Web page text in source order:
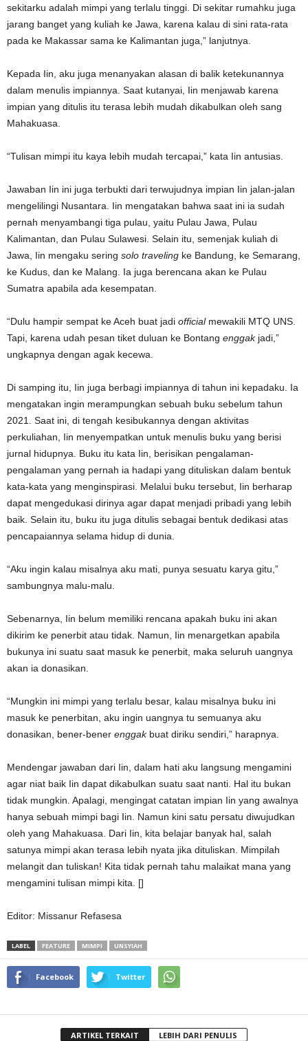
sekitarku adalah mimpi yang terlalu tinggi. Di sekitar rumahku juga
jarang banget yang kuliah ke Jawa, karena kalau di sini rata-rata
pada ke Makassar sama ke Kalimantan juga,” lanjutnya.
Kepada Iin, aku juga menanyakan alasan di balik ketekunannya
dalam menulis impiannya. Saat kutanyai, Iin menjawab karena
impian yang ditulis itu terasa lebih mudah dikabulkan oleh sang
Mahakuasa.
“Tulisan mimpi itu kaya lebih mudah tercapai,” kata Iin antusias.
Jawaban Iin ini juga terbukti dari terwujudnya impian Iin jalan-jalan
mengelilingi Nusantara. Iin mengatakan bahwa saat ini ia sudah
pernah menyambangi tiga pulau, yaitu Pulau Jawa, Pulau
Kalimantan, dan Pulau Sulawesi. Selain itu, semenjak kuliah di
Jawa, Iin mengaku sering solo traveling ke Bandung, ke Semarang,
ke Kudus, dan ke Malang. Ia juga berencana akan ke Pulau
Sumatra apabila ada kesempatan.
“Dulu hampir sempat ke Aceh buat jadi official mewakili MTQ UNS.
Tapi, karena udah pesan tiket duluan ke Bontang enggakjadi,”
ungkapnya dengan agak kecewa.
Di samping itu, Iin juga berbagi impiannya di tahun ini kepadaku. Ia
mengatakan ingin merampungkan sebuah buku sebelum tahun
2021. Saat ini, di tengah kesibukannya dengan aktivitas
perkuliahan, Iin menyempatkan untuk menulis buku yang berisi
jurnal hidupnya. Buku itu kata Iin, berisikan pengalaman-
pengalaman yang pernah ia hadapi yang dituliskan dalam bentuk
kata-kata yang menginspirasi. Melalui buku tersebut, Iin berharap
dapat mengedukasi dirinya agar dapat menjadi pribadi yang lebih
baik. Selain itu, buku itu juga ditulis sebagai bentuk dedikasi atas
pencapaiannya selama hidup di dunia.
“Aku ingin kalau misalnya aku mati, punya sesuatu karya gitu,”
sambungnya malu-malu.
Sebenarnya, Iin belum memiliki rencana apakah buku ini akan
dikirim ke penerbit atau tidak. Namun, Iin menargetkan apabila
bukunya ini suatu saat masuk ke penerbit, maka seluruh uangnya
akan ia donasikan.
“Mungkin ini mimpi yang terlalu besar, kalau misalnya buku ini
masuk ke penerbitan, aku ingin uangnya tu semuanya aku
donasikan, bener-bener enggakbuat diriku sendiri,” harapnya.
Mendengar jawaban dari Iin, dalam hati aku langsung mengamini
agar niat baik Iin dapat dikabulkan suatu saat nanti. Hal itu bukan
tidak mungkin. Apalagi, mengingat catatan impian Iin yang awalnya
hanya sebuah mimpi bagi Iin. Namun kini satu persatu diwujudkan
oleh yang Mahakuasa. Dari Iin, kita belajar banyak hal, salah
satunya mimpi akan terasa lebih nyata jika dituliskan. Mimpilah
melangit dan tuliskan! Kita tidak pernah tahu malaikat mana yang
mengamini tulisan mimpi kita. []
Editor: Missanur Refasesa
LABEL FEATURE MIMPI UNSYIAH
Facebook Twitter
ARTIKEL TERKAIT LEBIH DARI PENULIS